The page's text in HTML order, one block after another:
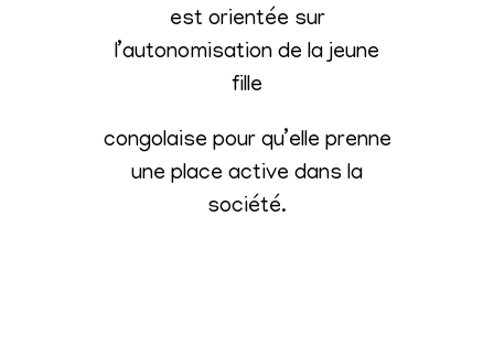
est orientée sur
l’autonomisation de la jeune
fille
congolaise pour qu’elle prenne
une place active dans la
société.